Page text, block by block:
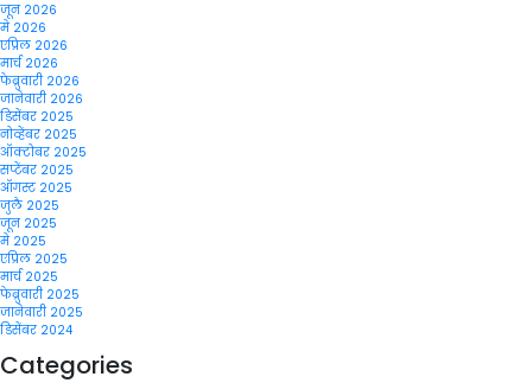
जून 2026
मे 2026
एप्रिल 2026
मार्च 2026
फेब्रुवारी 2026
जानेवारी 2026
डिसेंबर 2025
नोव्हेंबर 2025
ऑक्टोबर 2025
सप्टेंबर 2025
ऑगस्ट 2025
जुलै 2025
जून 2025
मे 2025
एप्रिल 2025
मार्च 2025
फेब्रुवारी 2025
जानेवारी 2025
डिसेंबर 2024
Categories